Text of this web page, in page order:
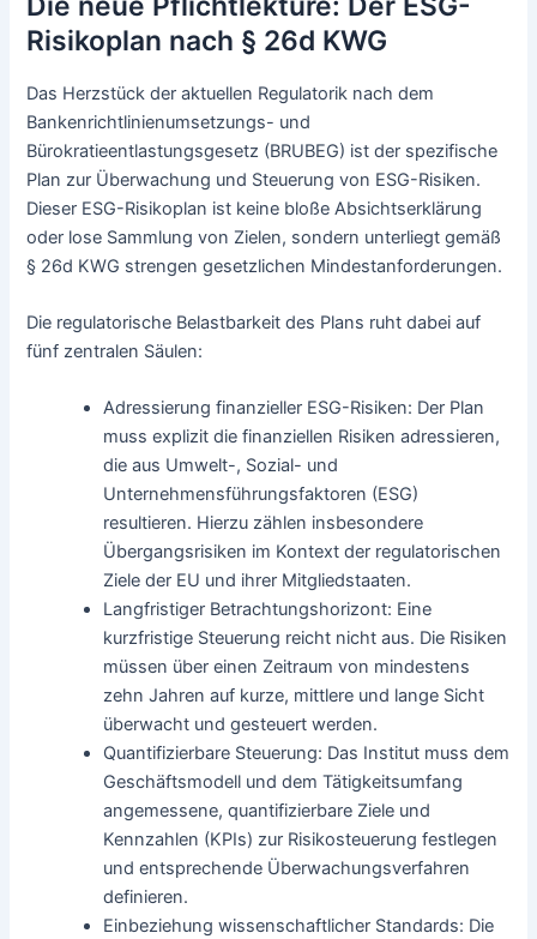
Risikoplan nach § 26d KWG
Das Herzstück der aktuellen Regulatorik nach dem
Bankenrichtlinienumsetzungs- und
Bürokratieentlastungsgesetz (BRUBEG) ist der spezifische
Plan zur Überwachung und Steuerung von ESG-Risiken.
Dieser ESG-Risikoplan ist keine bloße Absichtserklärung
oder lose Sammlung von Zielen, sondern unterliegt gemäß
§ 26d KWG strengen gesetzlichen Mindestanforderungen.
Die regulatorische Belastbarkeit des Plans ruht dabei auf
fünf zentralen Säulen:
Adressierung finanzieller ESG-Risiken: Der Plan
muss explizit die finanziellen Risiken adressieren,
die aus Umwelt-, Sozial- und
Unternehmensführungsfaktoren (ESG)
resultieren. Hierzu zählen insbesondere
Übergangsrisiken im Kontext der regulatorischen
Ziele der EU und ihrer Mitgliedstaaten.
Langfristiger Betrachtungshorizont: Eine
kurzfristige Steuerung reicht nicht aus. Die Risiken
müssen über einen Zeitraum von mindestens
zehn Jahren auf kurze, mittlere und lange Sicht
überwacht und gesteuert werden.
Quantifizierbare Steuerung: Das Institut muss dem
Geschäftsmodell und dem Tätigkeitsumfang
angemessene, quantifizierbare Ziele und
Kennzahlen (KPIs) zur Risikosteuerung festlegen
und entsprechende Überwachungsverfahren
definieren.
Einbeziehung wissenschaftlicher Standards: Die